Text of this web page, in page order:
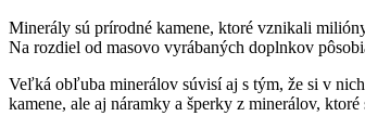
Minerály sú prírodné kamene, ktoré vznikali
Na rozdiel od masovo vyrábaných doplnkov
Veľká obľuba minerálov súvisí aj s tým, že si v
kamene, ale aj náramky a šperky z minerálov,